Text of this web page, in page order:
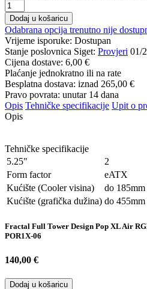
Dodaj u košaricu
Odabrana opcija trenutno nije
Vrijeme isporuke: Dostupan
Stanje poslovnica Siget: Provjeri 01/
Cijena dostave: 6,00 €
Plaćanje jednokratno ili na rate
Besplatna dostava: iznad 265,00 €
Pravo povrata: unutar 14 dana
Opis Tehničke specifikacije Upit o
Opis
Tehničke specifikacije
5.25"
2
Form factor
eATX
Kućište (Cooler visina)
do 185mm
Kućište (grafička dužina) do 455mm
Fractal Full Tower Design Pop XL Air
POR1X-06
140,00 €
Dodaj u košaricu